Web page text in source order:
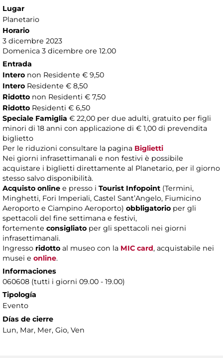
Lugar
Planetario
Horario
3 dicembre 2023
Domenica 3 dicembre ore 12.00
Entrada
Intero non Residente € 9,50
Intero Residente € 8,50
Ridotto non Residenti € 7,50
Ridotto Residenti € 6,50
Speciale Famiglia € 22,00 per due adulti, gratuito per figli
minori di 18 anni con applicazione di € 1,00 di prevendita
biglietto
Per le riduzioni consultare la pagina Biglietti
Nei giorni infrasettimanali e non festivi è possibile
acquistare i biglietti direttamente al Planetario, per il giorno
stesso salvo disponibilità.
Acquisto online e presso i Tourist Infopoint (Termini,
Minghetti, Fori Imperiali, Castel Sant’Angelo, Fiumicino
Aeroporto e Ciampino Aeroporto) obbligatorio per gli
spettacoli del fine settimana e festivi,
fortemente consigliato per gli spettacoli nei giorni
infrasettimanali.
Ingresso ridotto al museo con la MIC card, acquistabile nei
musei e online.
Informaciones
060608 (tutti i giorni 09.00 - 19.00)
Tipología
Evento
Días de cierre
Lun, Mar, Mer, Gio, Ven